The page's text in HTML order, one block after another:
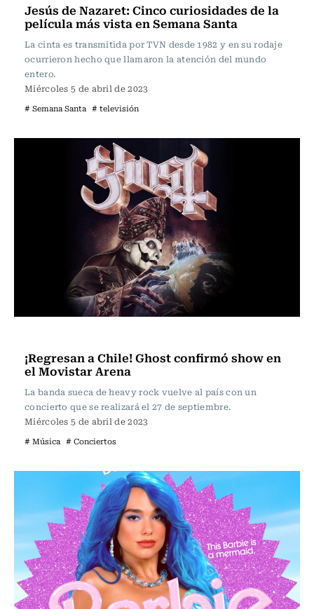
Jesús de Nazaret: Cinco curiosidades de la
película más vista en Semana Santa
La cinta es transmitida por TVN desde 1982 y en su rodaje
ocurrieron hecho que llamaron la atención del mundo
entero.
Miércoles 5 de abril de 2023
# Semana Santa # televisión
¡Regresan a Chile! Ghost confirmó show en
el Movistar Arena
La banda sueca de heavy rock vuelve al país con un
concierto que se realizará el 27 de septiembre.
Miércoles 5 de abril de 2023
# Música # Conciertos